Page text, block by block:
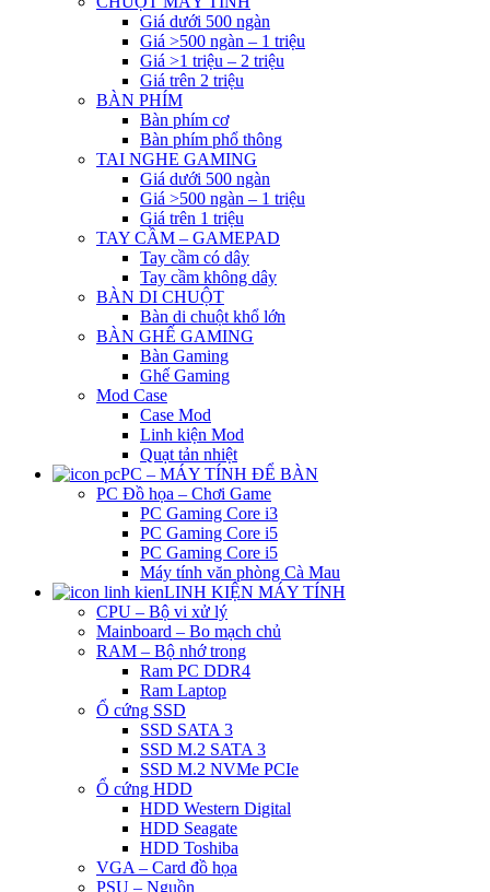
Giá dưới 500 ngàn
Giá >500 ngàn – 1 triệu
Giá >1 triệu – 2 triệu
Giá trên 2 triệu
BÀN PHÍM
Bàn phím cơ
Bàn phím phổ thông
TAI NGHE GAMING
Giá dưới 500 ngàn
Giá >500 ngàn – 1 triệu
Giá trên 1 triệu
TAY CẦM – GAMEPAD
Tay cầm có dây
Tay cầm không dây
BÀN DI CHUỘT
Bàn di chuột khổ lớn
BÀN GHẾ GAMING
Bàn Gaming
Ghế Gaming
Mod Case
Case Mod
Linh kiện Mod
Quạt tản nhiệt
PC – MÁY TÍNH ĐỂ BÀN
PC Đồ họa – Chơi Game
PC Gaming Core i3
PC Gaming Core i5
PC Gaming Core i5
Máy tính văn phòng Cà Mau
LINH KIỆN MÁY TÍNH
CPU – Bộ vi xử lý
Mainboard – Bo mạch chủ
RAM – Bộ nhớ trong
Ram PC DDR4
Ram Laptop
Ổ cứng SSD
SSD SATA 3
SSD M.2 SATA 3
SSD M.2 NVMe PCIe
Ổ cứng HDD
HDD Western Digital
HDD Seagate
HDD Toshiba
VGA – Card đồ họa
PSU – Nguồn